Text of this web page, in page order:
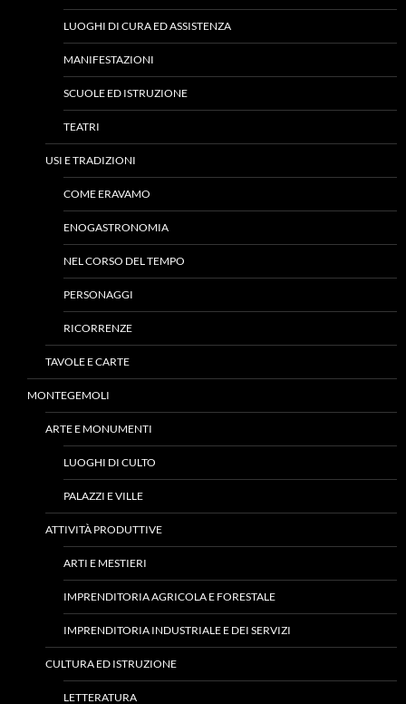
LUOGHI DI CURA ED ASSISTENZA
MANIFESTAZIONI
SCUOLE ED ISTRUZIONE
TEATRI
USI E TRADIZIONI
COME ERAVAMO
ENOGASTRONOMIA
NEL CORSO DEL TEMPO
PERSONAGGI
RICORRENZE
TAVOLE E CARTE
MONTEGEMOLI
ARTE E MONUMENTI
LUOGHI DI CULTO
PALAZZI E VILLE
ATTIVITÀ PRODUTTIVE
ARTI E MESTIERI
IMPRENDITORIA AGRICOLA E FORESTALE
IMPRENDITORIA INDUSTRIALE E DEI SERVIZI
CULTURA ED ISTRUZIONE
LETTERATURA